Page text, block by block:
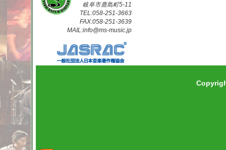
岐阜市鹿島町5-11
TEL:058-251-3663
FAX:058-251-3639
MAIL:info@ms-music.jp